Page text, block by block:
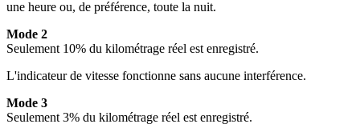
une heure ou, de préférence, toute la nuit.
Mode 2
Seulement 10% du kilométrage réel est enregistré.
L'indicateur de vitesse fonctionne sans aucune interférence.
Mode 3
Seulement 3% du kilométrage réel est enregistré.